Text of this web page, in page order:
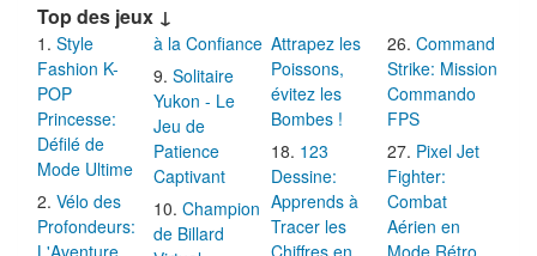
Top des jeux ↓
Style
Fashion K-
POP
Princesse:
Défilé de
Mode Ultime
Vélo des
Profondeurs:
L'Aventure
à la Confiance
Solitaire
Yukon - Le
Jeu de
Patience
Captivant
Champion
de Billard
Attrapez les
Poissons,
évitez les
Bombes !
123
Dessine:
Apprends à
Tracer les
Chiffres en
Command
Strike: Mission
Commando
FPS
Pixel Jet
Fighter:
Combat
Aérien en
Mode Rétro